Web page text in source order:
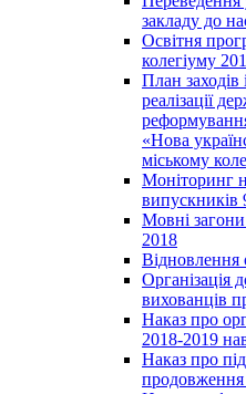
закладу до
Освітня
колегіуму
План заходів
реалізації
«Нова
міському
Моніторинг
випускників
Мовні
2018
Відновлення
Організація
вихованців
Наказ про
2018-2019
Наказ про
продовження